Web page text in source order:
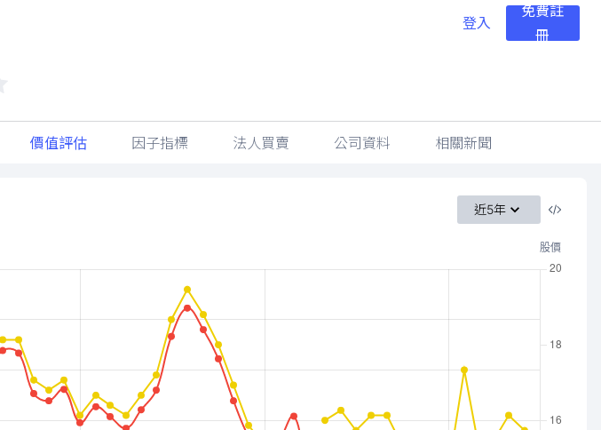
登入
免費註
冊
價值評估 因子指標 法人買賣 公司資料 相關新聞
近5年